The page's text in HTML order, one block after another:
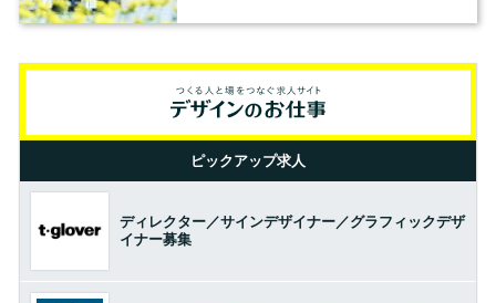
ピックアップ求人
ディレクター／サインデザイナー／グラフィックデザ
イナー募集